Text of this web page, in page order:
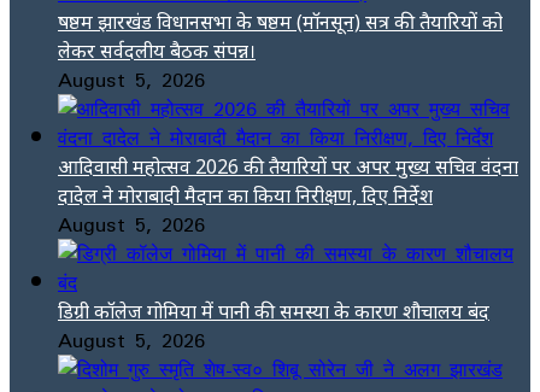
षष्ठम झारखंड विधानसभा के षष्ठम (मॉनसून) सत्र की तैयारियों को
लेकर सर्वदलीय बैठक संपन्न।
August 5, 2026
आदिवासी महोत्सव 2026 की तैयारियों पर अपर मुख्य सचिव वंदना
दादेल ने मोराबादी मैदान का किया निरीक्षण, दिए निर्देश
August 5, 2026
डिग्री कॉलेज गोमिया में पानी की समस्या के कारण शौचालय बंद
August 5, 2026